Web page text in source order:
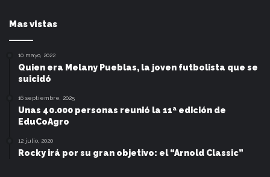
Mas vistas
10 mayo, 2022
Quien era Melany Pueblas, la joven futbolista que se
suicidó
16 septiembre, 2025
Unas 40.000 personas reunió la 11ª edición de
EduCoAgro
12 julio, 2020
Rocky irá por su gran objetivo: el “Arnold Classic”